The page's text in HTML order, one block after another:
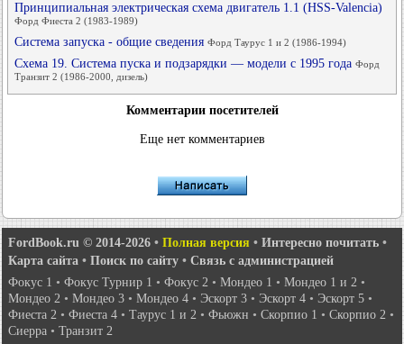
Принципиальная электрическая схема двигатель 1.1 (HSS-Valencia)
Форд Фиеста 2 (1983-1989)
Система запуска - общие сведения Форд Таурус 1 и 2 (1986-1994)
Схема 19. Система пуска и подзарядки — модели с 1995 года Форд
Транзит 2 (1986-2000, дизель)
Комментарии посетителей
Еще нет комментариев
FordBook.ru © 2014-2026 • Полная версия • Интересно почитать •
Карта сайта • Поиск по сайту • Связь с администрацией
Фокус 1 • Фокус Турнир 1 • Фокус 2 • Мондео 1 • Мондео 1 и 2 •
Мондео 2 • Мондео 3 • Мондео 4 • Эскорт 3 • Эскорт 4 • Эскорт 5 •
Фиеста 2 • Фиеста 4 • Таурус 1 и 2 • Фьюжн • Скорпио 1 • Скорпио 2 •
Сиерра • Транзит 2